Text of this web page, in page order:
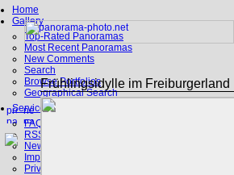
Home
Gallery
Top-Rated Panoramas
Most Recent Panoramas
New Comments
Search
Browse Portfolios
Geographical Search
Service
FAQ
RSS, Google Earth
News
Imprint
Privacy Policy
Frühlingsidylle im Freiburgerland